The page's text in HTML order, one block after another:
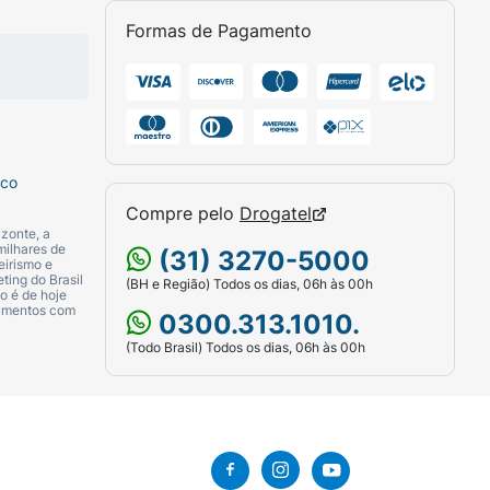
da Base Hype Up. Espalhe
secar por alguns instantes e
a
de
e
do Brasil
é de hoje
com
Formas de Pagamento
Compre pelo Drogatel
(31) 3270-5000
(BH e Região) Todos os dias, 06h às 00h
0300.313.1010.
(Todo Brasil) Todos os dias, 06h às 00h